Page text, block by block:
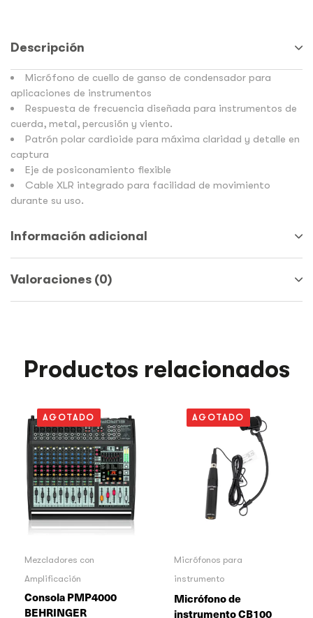
Descripción
Micrófono de cuello de ganso de condensador para
aplicaciones de instrumentos
Respuesta de frecuencia diseñada para instrumentos de
cuerda, metal, percusión y viento.
Patrón polar cardioide para máxima claridad y detalle en
captura
Eje de posiconamiento flexible
Cable XLR integrado para facilidad de movimiento
durante su uso.
Información adicional
Valoraciones (0)
Productos relacionados
AGOTADO
Mezcladores con
Amplificación
Consola PMP4000
BEHRINGER
AGOTADO
Micrófonos para
instrumento
Micrófono de
instrumento CB100